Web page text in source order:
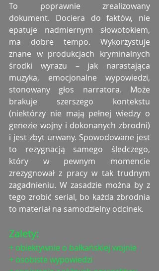
To poprawnie zrealizowany
dokument. Dociera do faktów, nie
epatuje nadmiernym słowotokiem,
ma dobre tempo. Wykorzystuje
znane w produkcjach kryminalnych
środki wyrazu – jak narastająca
muzyka, emocjonalne wypowiedzi,
stonowany głos narratora. Może
brakuje szerszego kontekstu
(niektórzy nie mają pełnej wiedzy o
genezie wojny i dokonanych zbrodni)
i jest zbyt urwany. Spowodowane jest
to rezygnacją samego śledczego,
który w pewnym momencie
zrezygnował z pracy w tak trudnym
zagadnieniu. W zasadzie można by z
tego zrobić serial, bo każda zbrodnia
to materiał na samodzielny odcinek.
Zalety:
+ obiektywnie o bałkańskiej wojnie
+ osobiste wypowiedzi